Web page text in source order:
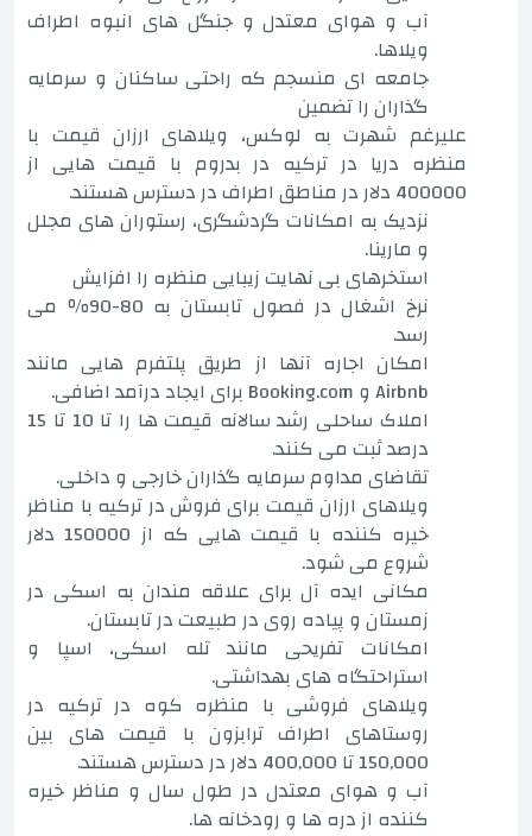
آب و هوای معتدل و جنگل های انبوه اطراف
ویلاها.
جامعه ای منسجم که راحتی ساکنان و سرمایه
گذاران را تضمین
علیرغم شهرت به لوکس، ویلاهای ارزان قیمت با
منظره دریا در ترکیه در بدروم با قیمت هایی از
400000 دلار در مناطق اطراف در دسترس هستند.
نزدیک به امکانات گردشگری، رستوران های مجلل
و مارینا.
استخرهای بی نهایت زیبایی منظره را افزایش
نرخ اشغال در فصول تابستان به 80-90٪ می
رسد.
امکان اجاره آنها از طریق پلتفرم هایی مانند
Airbnb و Booking.com برای ایجاد درآمد اضافی.
املاک ساحلی رشد سالانه قیمت ها را تا 10 تا 15
درصد ثبت می کنند.
تقاضای مداوم سرمایه گذاران خارجی و داخلی.
ویلاهای ارزان قیمت برای فروش در ترکیه با مناظر
خیره کننده با قیمت هایی که از 150000 دلار
شروع می شود.
مکانی ایده آل برای علاقه مندان به اسکی در
زمستان و پیاده روی در طبیعت در تابستان.
امکانات تفریحی مانند تله اسکی، اسپا و
استراحتگاه های بهداشتی.
ویلاهای فروشی با منظره کوه در ترکیه در
روستاهای اطراف ترابزون با قیمت های بین
150,000 تا 400,000 دلار در دسترس هستند.
آب و هوای معتدل در طول سال و مناظر خیره
کننده از دره ها و رودخانه ها.